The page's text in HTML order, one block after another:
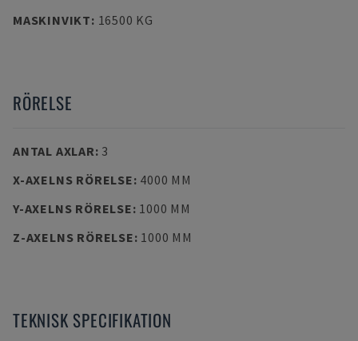
MASKINVIKT: 16500 KG
RÖRELSE
ANTAL AXLAR: 3
X-AXELNS RÖRELSE: 4000 MM
Y-AXELNS RÖRELSE: 1000 MM
Z-AXELNS RÖRELSE: 1000 MM
TEKNISK SPECIFIKATION